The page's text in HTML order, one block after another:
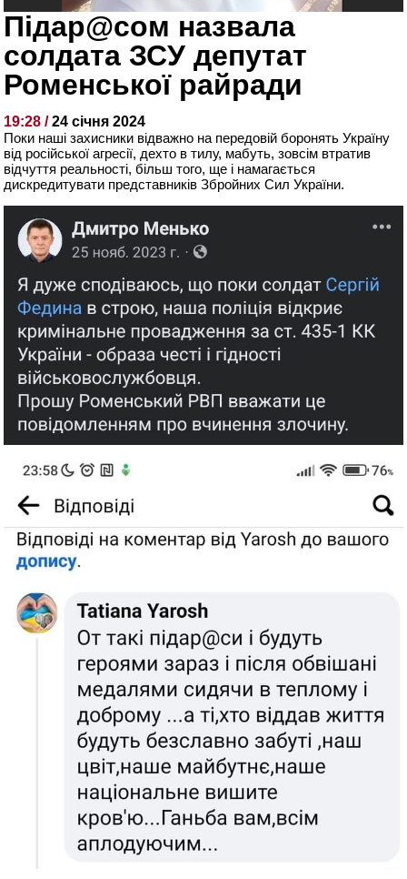
Підар@сом назвала
солдата ЗСУ депутат
Роменської райради
19:28 /24 січня 2024
Поки наші захисники відважно на передовій боронять Україну
від російської агресії, дехто в тилу, мабуть, зовсім втратив
відчуття реальності, більш того, ще і намагається
дискредитувати представників Збройних Сил України.